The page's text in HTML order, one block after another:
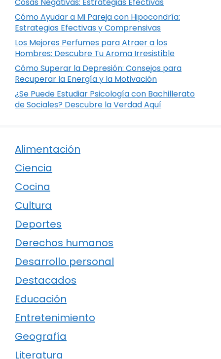
Cómo Ayudar a Mi Pareja con Hipocondría:
Estrategias Efectivas y Comprensivas
Los Mejores Perfumes para Atraer a los
Hombres: Descubre Tu Aroma Irresistible
Cómo Superar la Depresión: Consejos para
Recuperar la Energía y la Motivación
¿Se Puede Estudiar Psicología con Bachillerato
de Sociales? Descubre la Verdad Aquí
Alimentación
Ciencia
Cocina
Cultura
Deportes
Derechos humanos
Desarrollo personal
Destacados
Educación
Entretenimiento
Geografía
Literatura